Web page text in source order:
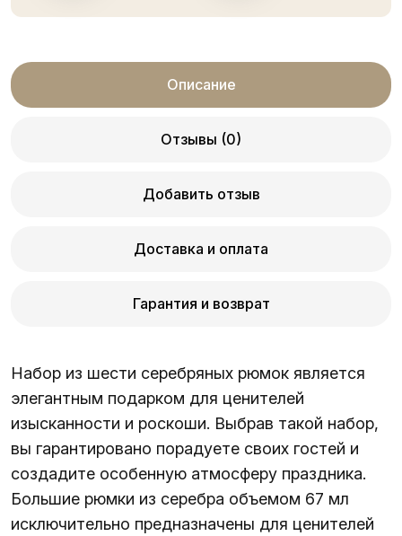
Описание
Отзывы (0)
Добавить отзыв
Доставка и оплата
Гарантия и возврат
Набор из шести серебряных рюмок является
элегантным подарком для ценителей
изысканности и роскоши. Выбрав такой набор,
вы гарантировано порадуете своих гостей и
создадите особенную атмосферу праздника.
Большие рюмки из серебра объемом 67 мл
исключительно предназначены для ценителей